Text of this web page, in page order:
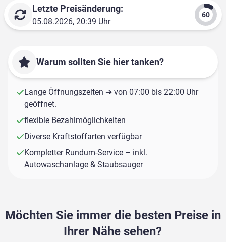
Letzte Preisänderung:
05.08.2026, 20:39 Uhr
Warum sollten Sie hier tanken?
Lange Öffnungszeiten ➔ von 07:00 bis 22:00 Uhr
geöffnet.
flexible Bezahlmöglichkeiten
Diverse Kraftstoffarten verfügbar
Kompletter Rundum-Service – inkl.
Autowaschanlage & Staubsauger
Möchten Sie immer die besten Preise in
Ihrer Nähe sehen?